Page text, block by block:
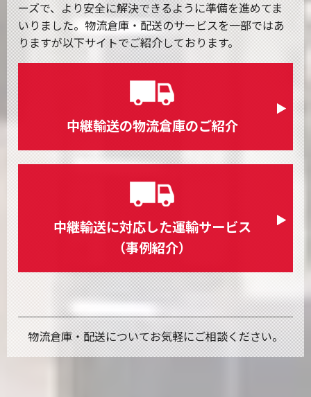
ーズで、より安全に解決できるように準備を進めてま
いりました。物流倉庫・配送のサービスを一部ではあ
りますが以下サイトでご紹介しております。
中継輸送の物流倉庫のご紹介
中継輸送に対応した運輸サービス
（事例紹介）
物流倉庫・配送についてお気軽にご相談ください。